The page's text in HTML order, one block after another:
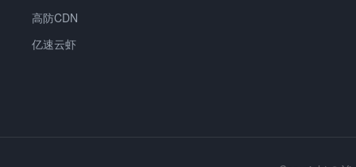
高防CDN
亿速云虾